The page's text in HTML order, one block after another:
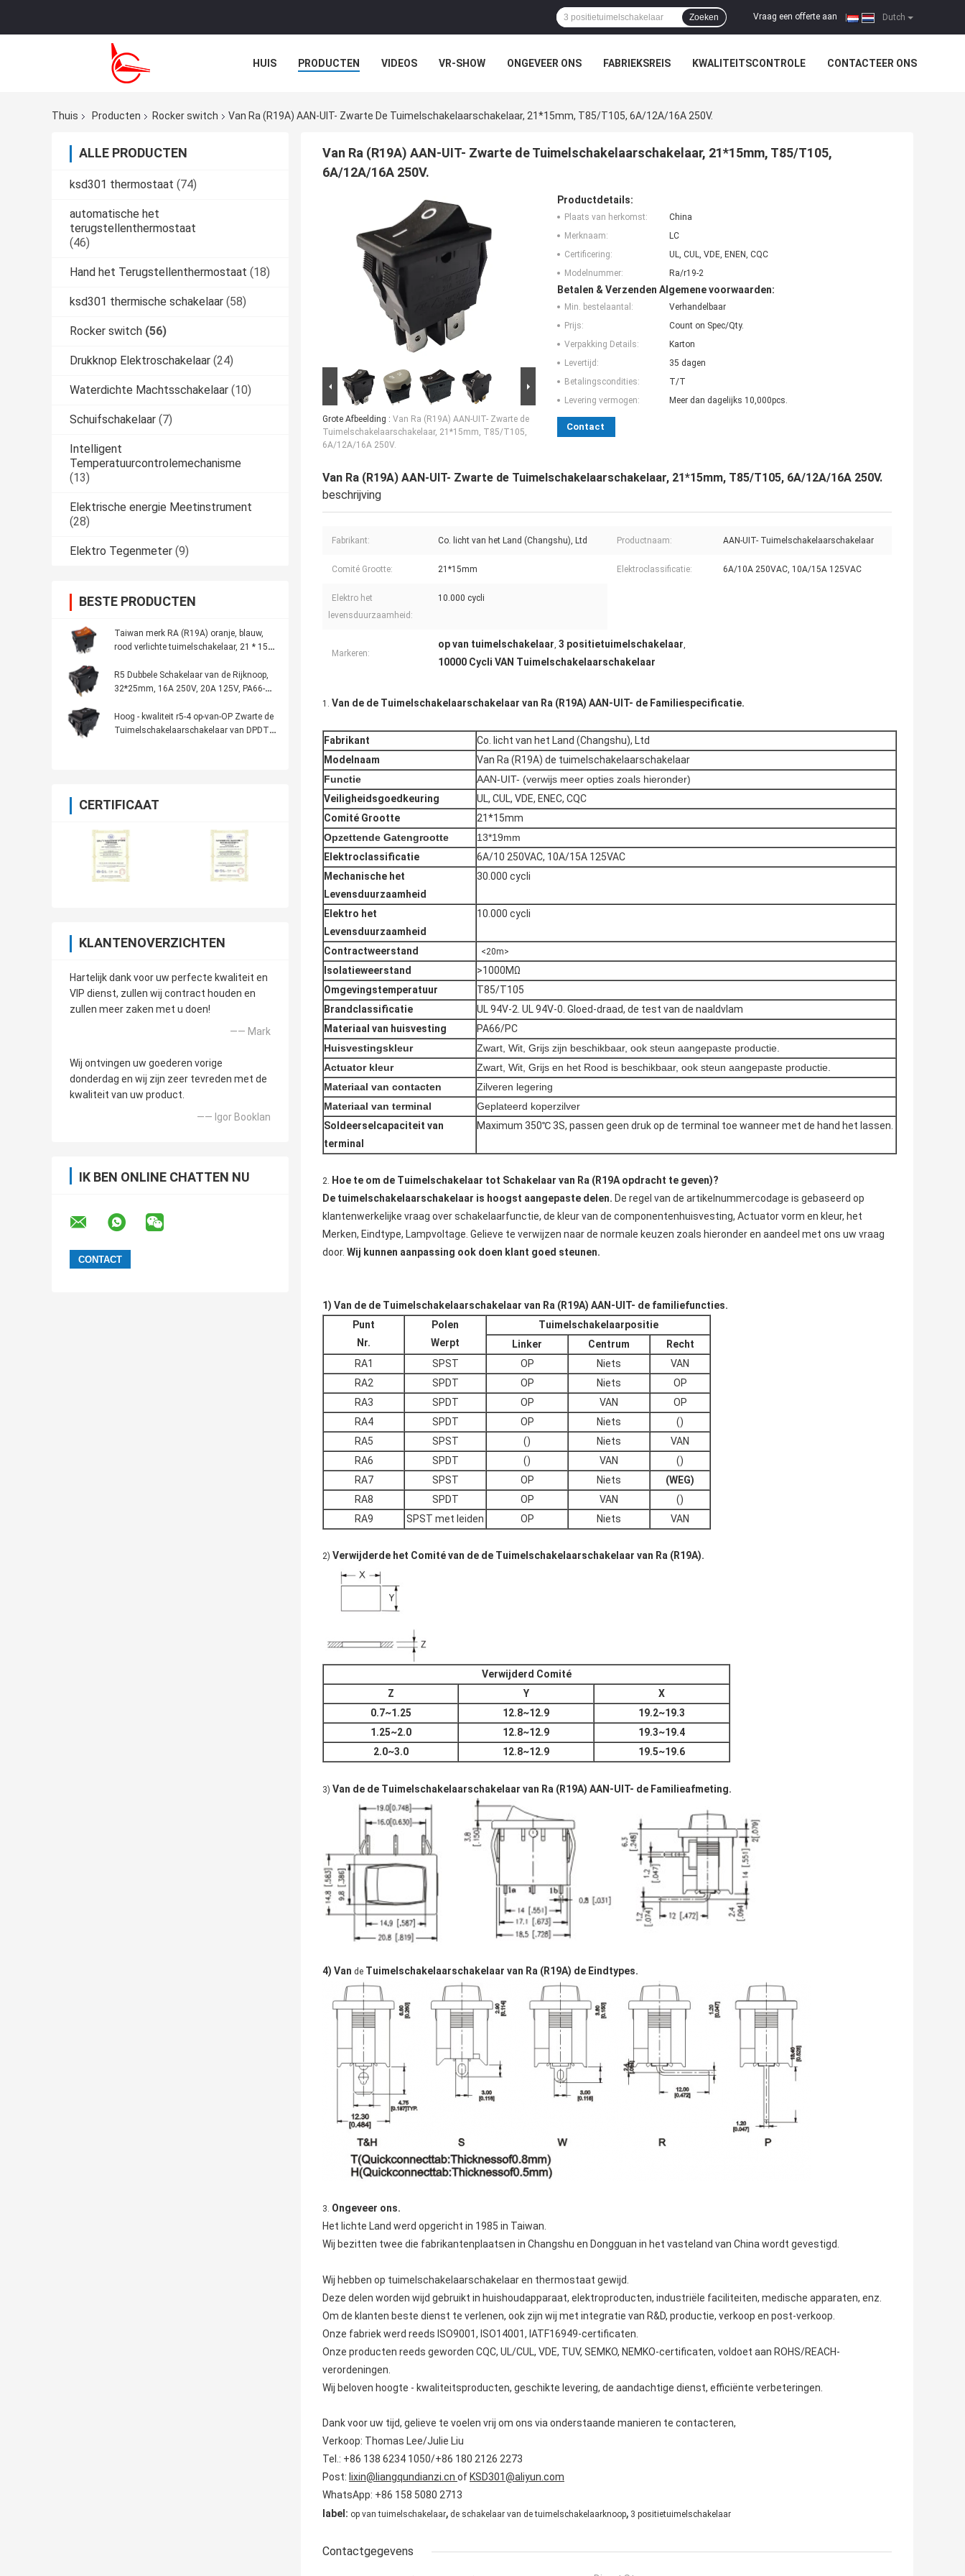
Dutch
Vraag een offerte aan
Zoeken
HUIS PRODUCTEN VIDEOS VR-SHOW ONGEVEER ONS FABRIEKSREIS KWALITEITSCONTROLE CONTACTEER ONS
Thuis
Producten Rocker switch Van Ra (R19A) AAN-UIT- Zwarte De Tuimelschakelaarschakelaar, 21*15mm, T85/T105, 6A/12A/16A 250V.
ALLE PRODUCTEN
ksd301 thermostaat (74)
automatische het
terugstellenthermostaat
(46)
Hand het Terugstellenthermostaat (18)
ksd301 thermische schakelaar (58)
Rocker switch (56)
Drukknop Elektroschakelaar (24)
Waterdichte Machtsschakelaar (10)
Schuifschakelaar (7)
Intelligent
Temperatuurcontrolemechanisme
(13)
Elektrische energie Meetinstrument
(28)
Elektro Tegenmeter (9)
BESTE PRODUCTEN
Taiwan merk RA (R19A) oranje, blauw,
rood verlichte tuimelschakelaar, 21 * 15
R5 Dubbele Schakelaar van de Rijknoop,
32*25mm, 16A 250V, 20A 125V, PA66-
Hoog - kwaliteit r5-4 op-van-OP Zwarte de
Tuimelschakelaarschakelaar van DPDT,
CERTIFICAAT
KLANTENOVERZICHTEN
Hartelijk dank voor uw perfecte kwaliteit en
VIP dienst, zullen wij contract houden en
zullen meer zaken met u doen!
—— Mark
Wij ontvingen uw goederen vorige
donderdag en wij zijn zeer tevreden met de
kwaliteit van uw product.
—— Igor Booklan
IK BEN ONLINE CHATTEN NU
Van Ra (R19A) AAN-UIT- Zwarte de Tuimelschakelaarschakelaar, 21*15mm, T85/T105,
6A/12A/16A 250V.
Grote Afbeelding : Van Ra (R19A) AAN-UIT- Zwarte de
Tuimelschakelaarschakelaar, 21*15mm, T85/T105,
6A/12A/16A 250V.
Productdetails:
Plaats van herkomst:
China
Merknaam:
LC
Certificering:
UL, CUL, VDE, ENEN, CQC
Modelnummer:
Ra/r19-2
Betalen & Verzenden Algemene voorwaarden:
Min. bestelaantal:
Verhandelbaar
Prijs:
Count on Spec/Qty.
Verpakking Details:
Karton
Levertijd:
35 dagen
Betalingscondities:
T/T
Levering vermogen:
Meer dan dagelijks 10,000pcs.
Contact
Van Ra (R19A) AAN-UIT- Zwarte de Tuimelschakelaarschakelaar, 21*15mm, T85/T105, 6A/12A/16A 250V.
beschrijving
Fabrikant: Co. licht van het Land (Changshu), Ltd Productnaam: AAN-UIT- Tuimelschakelaarschakelaar
Comité Grootte: 21*15mm Elektroclassificatie: 6A/10A 250VAC, 10A/15A 125VAC
Elektro het
levensduurzaamheid:
10.000 cycli
Markeren:
op van tuimelschakelaar, 3 positietuimelschakelaar,
10000 Cycli VAN Tuimelschakelaarschakelaar
1. Van de de Tuimelschakelaarschakelaar van Ra (R19A) AAN-UIT- de Familiespecificatie.
Fabrikant
Co. licht van het Land (Changshu), Ltd
Modelnaam
Van Ra (R19A) de tuimelschakelaarschakelaar
Functie
AAN-UIT- (verwijs meer opties zoals hieronder)
Veiligheidsgoedkeuring
UL, CUL, VDE, ENEC, CQC
Comité Grootte
21*15mm
Opzettende Gatengrootte
13*19mm
Elektroclassificatie
6A/10 250VAC, 10A/15A 125VAC
Mechanische het
Levensduurzaamheid
30.000 cycli
Elektro het
Levensduurzaamheid
10.000 cycli
Contractweerstand <20m>
Isolatieweerstand
>1000MΩ
Omgevingstemperatuur
T85/T105
Brandclassificatie
UL 94V-2. UL 94V-0. Gloed-draad, de test van de naaldvlam
Materiaal van huisvesting
PA66/PC
Huisvestingskleur
Zwart, Wit, Grijs zijn beschikbaar, ook steun aangepaste productie.
Actuator kleur
Zwart, Wit, Grijs en het Rood is beschikbaar, ook steun aangepaste productie.
Materiaal van contacten
Zilveren legering
Materiaal van terminal
Geplateerd koperzilver
Soldeerselcapaciteit van
terminal
Maximum 350℃ 3S, passen geen druk op de terminal toe wanneer met de hand het lassen.
2. Hoe te om de Tuimelschakelaar tot Schakelaar van Ra (R19A opdracht te geven)?
De tuimelschakelaarschakelaar is hoogst aangepaste delen. De regel van de artikelnummercodage is gebaseerd op
klantenwerkelijke vraag over schakelaarfunctie, de kleur van de componentenhuisvesting, Actuator vorm en kleur, het
Merken, Eindtype, Lampvoltage. Gelieve te verwijzen naar de normale keuzen zoals hieronder en aandeel met ons uw vraag
door. Wij kunnen aanpassing ook doen klant goed steunen.
1) Van de de Tuimelschakelaarschakelaar van Ra (R19A) AAN-UIT- de familiefuncties.
Punt
Nr.
Polen
Werpt
Tuimelschakelaarpositie
Linker
Centrum
Recht
RA1
SPST OP Niets
VAN
RA2
SPDT OP Niets
OP
RA3
SPDT OP VAN
OP
RA4
SPDT OP Niets
()
RA5
SPST () Niets
VAN
RA6
SPDT () VAN
()
RA7
SPST OP Niets
(WEG)
RA8
SPDT OP VAN
()
RA9
SPST met leiden OP Niets VAN
2) Verwijderde het Comité van de de Tuimelschakelaarschakelaar van Ra (R19A).
Verwijderd Comité
Z
Y
X
0.7~1.25
12.8~12.9
19.2~19.3
1.25~2.0
12.8~12.9
19.3~19.4
2.0~3.0
12.8~12.9 19.5~19.6
3) Van de de Tuimelschakelaarschakelaar van Ra (R19A) AAN-UIT- de Familieafmeting.
4) Van de Tuimelschakelaarschakelaar van Ra (R19A) de Eindtypes.
3. Ongeveer ons.
Het lichte Land werd opgericht in 1985 in Taiwan.
Wij bezitten twee die fabrikantenplaatsen in Changshu en Dongguan in het vasteland van China wordt gevestigd.
Wij hebben op tuimelschakelaarschakelaar en thermostaat gewijd.
Deze delen worden wijd gebruikt in huishoudapparaat, elektroproducten, industriële faciliteiten, medische apparaten, enz.
Om de klanten beste dienst te verlenen, ook zijn wij met integratie van R&D, productie, verkoop en post-verkoop.
Onze fabriek werd reeds ISO9001, ISO14001, IATF16949-certificaten.
Onze producten reeds geworden CQC, UL/CUL, VDE, TUV, SEMKO, NEMKO-certificaten, voldoet aan ROHS/REACH-
verordeningen.
Wij beloven hoogte - kwaliteitsproducten, geschikte levering, de aandachtige dienst, efficiënte verbeteringen.
Dank voor uw tijd, gelieve te voelen vrij om ons via onderstaande manieren te contacteren,
Verkoop: Thomas Lee/Julie Liu
Tel.: +86 138 6234 1050/+86 180 2126 2273
Post: lixin@liangqundianzi.cn of KSD301@aliyun.com
WhatsApp: +86 158 5080 2713
label: op van tuimelschakelaar, de schakelaar van de tuimelschakelaarknoop, 3 positietuimelschakelaar
Contactgegevens